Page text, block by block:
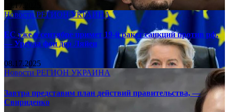
08.17.2025
НовостиРЕГИОНУКРАИНА
ЕС уже в сентябре примет 19-й ракет санкций против рф,
— Урсула фон дер Ляйен
08.17.2025
Новости РЕГИОН УКРАИНА
Завтра представим план действий правительства, —
Свириденко